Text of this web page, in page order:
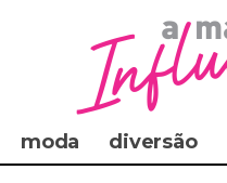
moda diversão